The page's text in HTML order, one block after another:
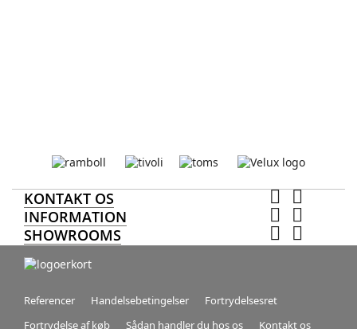
KONTAKT OS  
INFORMATION  
SHOWROOMS  
Referencer Handelsebetingelser
Fortrydelsesret
Fortrydelse af køb
Sådan handler du hos os Kontakt os